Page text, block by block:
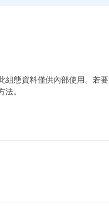
組態資料僅供內部使用。若要
。